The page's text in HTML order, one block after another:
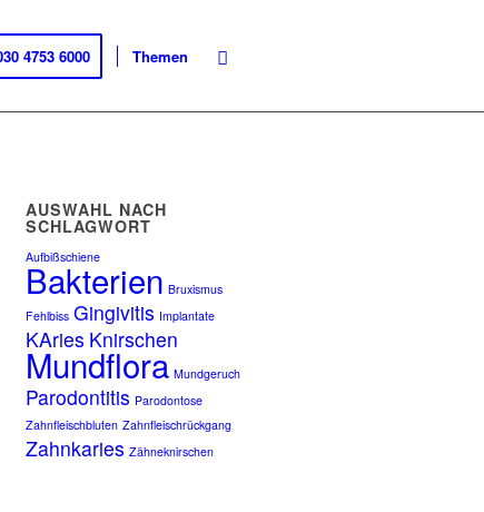
4753 6000 Themen
AUSWAHL NACH
SCHLAGWORT
Aufbißschiene
Bakterien Bruxismus
Fehlbiss Gingivitis Implantate
KAries Knirschen
Mundflora Mundgeruch
Parodontitis Parodontose
Zahnfleischbluten Zahnfleischrückgang
Zahnkaries Zähneknirschen